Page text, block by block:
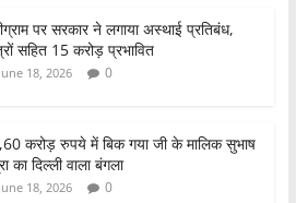
पर सरकार ने लगाया अस्थाई प्रतिबंध,
सहित 15 करोड़ प्रभावित
June 18, 2026 0
करोड़ रुपये में बिक गया जी के मालिक सुभाष
का दिल्ली वाला बंगला
June 18, 2026 0